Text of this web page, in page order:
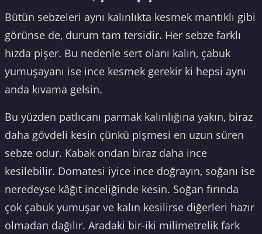
Bütün sebzeleri aynı kalınlıkta kesmek mantıklı gibi
görünse de, durum tam tersidir. Her sebze farklı
hızda pişer. Bu nedenle sert olanı kalın, çabuk
yumuşayanı ise ince kesmek gerekir ki hepsi aynı
anda kıvama gelsin.
Bu yüzden patlıcanı parmak kalınlığına yakın, biraz
daha gövdeli kesin çünkü pişmesi en uzun süren
sebze odur. Kabak ondan biraz daha ince
kesilebilir. Domatesi iyice ince doğrayın, soğanı ise
neredeyse kâğıt inceliğinde kesin. Soğan fırında
çok çabuk yumuşar ve kalın kesilirse diğerleri hazır
olmadan dağılır. Aradaki bir-iki milimetrelik fark